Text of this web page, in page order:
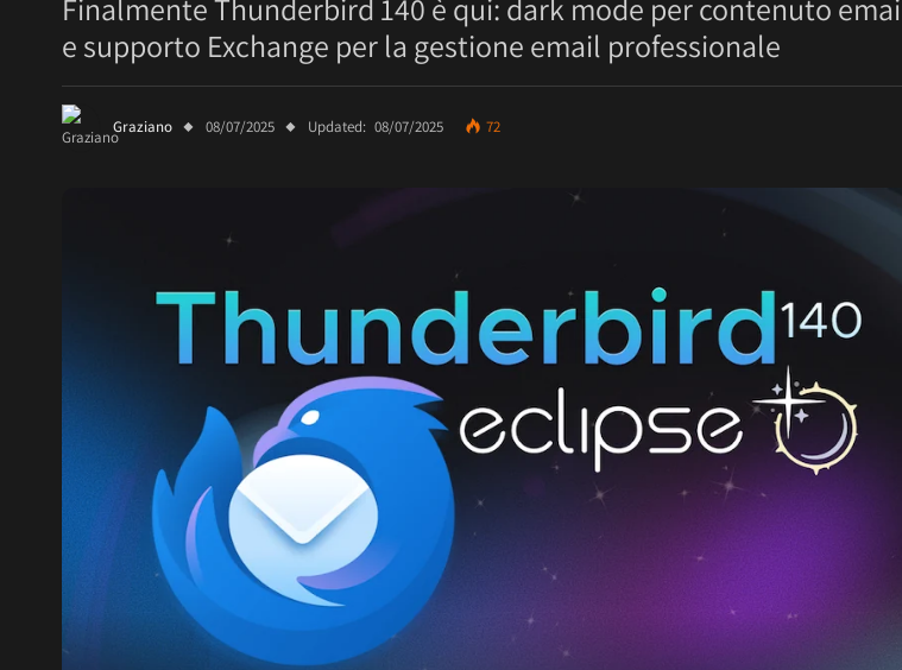
Finalmente Thunderbird 140 è qui: dark mode per contenuto
e supporto Exchange per la gestione email professionale
Graziano 08/07/2025 Updated: 08/07/2025 72